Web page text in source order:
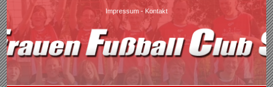
Impressum - Kontakt